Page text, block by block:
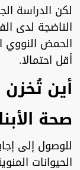
لكن الدراسة
الناضجة لدى
الحمض النووي
أقل احتمالا.
أين
صحة
للوصول إلى
الحيوانات